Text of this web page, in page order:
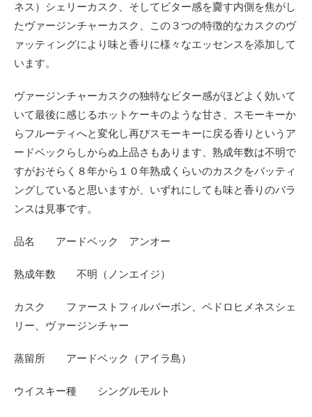
ネス）シェリーカスク、そしてビター感を齎す内側を焦がし
たヴァージンチャーカスク、この３つの特徴的なカスクのヴ
ァッティングにより味と香りに様々なエッセンスを添加して
います。
ヴァージンチャーカスクの独特なビター感がほどよく効いて
いて最後に感じるホットケーキのような甘さ、スモーキーか
らフルーティへと変化し再びスモーキーに戻る香りというア
ードベックらしからぬ上品さもあります、熟成年数は不明で
すがおそらく８年から１０年熟成くらいのカスクをバッティ
ングしていると思いますが、いずれにしても味と香りのバラ
ンスは見事です。
品名 アードベック アンオー
熟成年数 不明 （ノンエイジ）
カスク ファーストフィルバーボン、ペドロヒメネスシェ
リー、ヴァージンチャー
蒸留所 アードベック（アイラ島）
ウイスキー種 シングルモルト